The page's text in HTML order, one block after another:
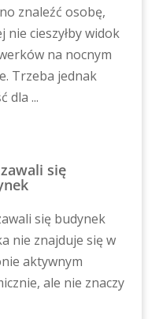
znaleźć osobę,
nie cieszyłby widok
na nocnym
Trzeba jednak
dla ...
się
się budynek
nie znajduje się w
aktywnym
ale nie znaczy